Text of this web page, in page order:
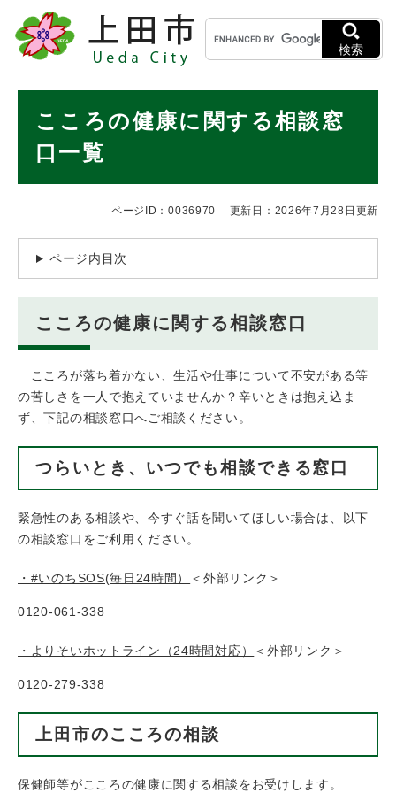
メニューを飛ばして本文へ
キ
ー
ワ
検
検索
こころの健康に関する相談窓
口一覧
ページID：0036970 更新日：2026年7月28日更新
ページ内目次
こころの健康に関する相談窓口
こころが落ち着かない、生活や仕事について不安がある等
の苦しさを一人で抱えていませんか？辛いときは抱え込ま
ず、下記の相談窓口へご相談ください。
つらいとき、いつでも相談できる窓口
緊急性のある相談や、今すぐ話を聞いてほしい場合は、以下
の相談窓口をご利用ください。
・#いのちSOS(毎日24時間） ＜外部リンク＞
0120-061-338
・よりそいホットライン（24時間対応） ＜外部リンク＞
0120-279-338
上田市のこころの相談
保健師等がこころの健康に関する相談をお受けします。